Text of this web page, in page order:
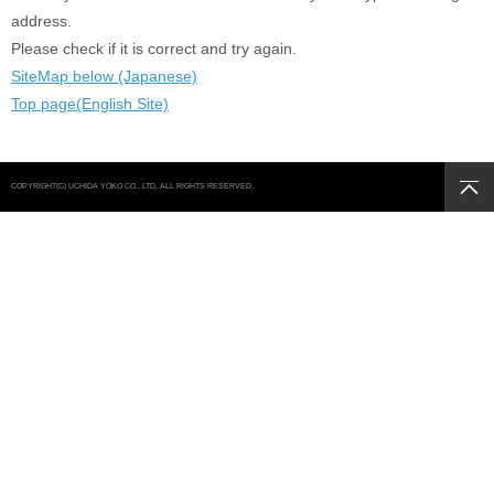
address.
Please check if it is correct and try again.
SiteMap below (Japanese)
Top page(English Site)
COPYRIGHT(C) UCHIDA YOKO CO., LTD. ALL RIGHTS RESERVED.